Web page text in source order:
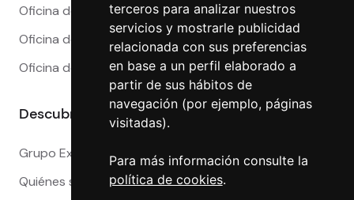
terceros para analizar nuestros
servicios y mostrarle publicidad
relacionada con sus preferencias
en base a un perfil elaborado a
partir de sus hábitos de
navegación (por ejemplo, páginas
visitadas).
Para más información consulte la
política de cookies.
Oficina de Cambio en Marbella
Oficina de Cambio en Sevilla
Oficina de Cambio en Valencia
Descubre más
Grupo Exact
Quiénes somos